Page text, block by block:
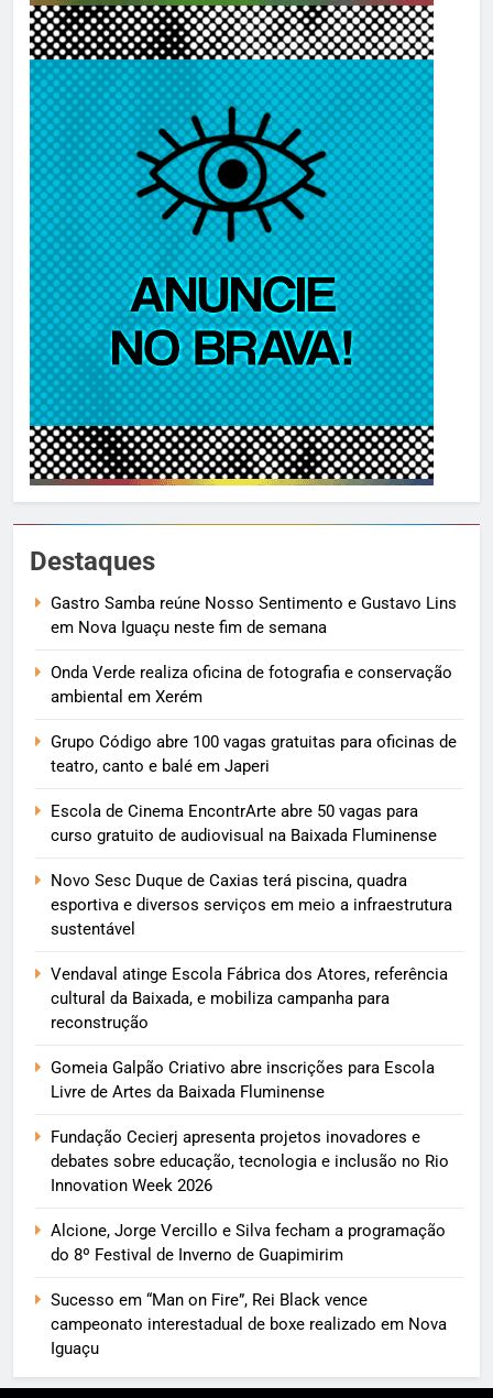
Destaques
Gastro Samba reúne Nosso Sentimento e Gustavo Lins
em Nova Iguaçu neste fim de semana
Onda Verde realiza oficina de fotografia e conservação
ambiental em Xerém
Grupo Código abre 100 vagas gratuitas para oficinas de
teatro, canto e balé em Japeri
Escola de Cinema EncontrArte abre 50 vagas para
curso gratuito de audiovisual na Baixada Fluminense
Novo Sesc Duque de Caxias terá piscina, quadra
esportiva e diversos serviços em meio a infraestrutura
sustentável
Vendaval atinge Escola Fábrica dos Atores, referência
cultural da Baixada, e mobiliza campanha para
reconstrução
Gomeia Galpão Criativo abre inscrições para Escola
Livre de Artes da Baixada Fluminense
Fundação Cecierj apresenta projetos inovadores e
debates sobre educação, tecnologia e inclusão no Rio
Innovation Week 2026
Alcione, Jorge Vercillo e Silva fecham a programação
do 8º Festival de Inverno de Guapimirim
Sucesso em “Man on Fire”, Rei Black vence
campeonato interestadual de boxe realizado em Nova
Iguaçu